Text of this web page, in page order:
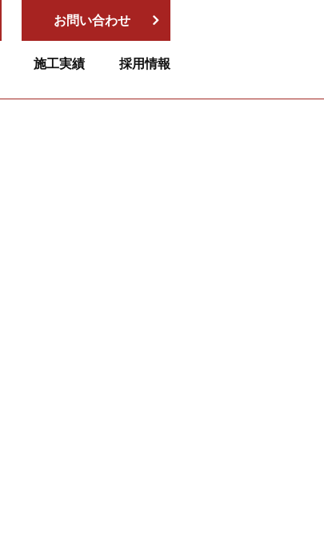
お問い合わせ
施工実績 採用情報